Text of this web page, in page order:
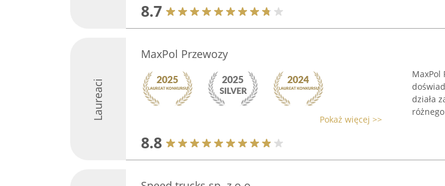
8.7
Laureaci
MaxPol Przewozy
Pokaż więcej >>
8.8
działa